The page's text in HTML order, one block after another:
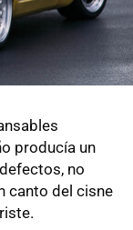
producía un
no
canto del cisne